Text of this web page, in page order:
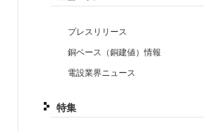
プレスリリース
銅ベース（銅建値）情報
電設業界ニュース
特集